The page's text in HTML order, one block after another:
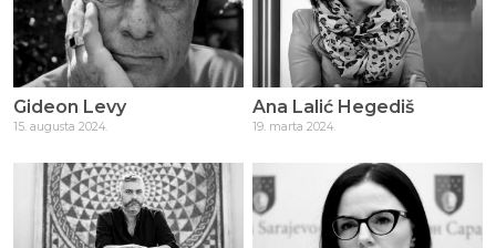
Gideon Levy
15. augusta 2024.
Ana Lalić Hegediš
19. marta 2024.